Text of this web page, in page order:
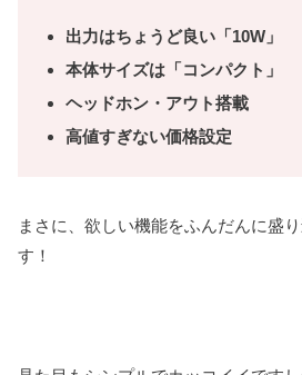
出力はちょうど良い「10W」
本体サイズは「コンパクト」
ヘッドホン・アウト搭載
高値すぎない価格設定
まさに、欲しい機能をふんだんに盛
す！